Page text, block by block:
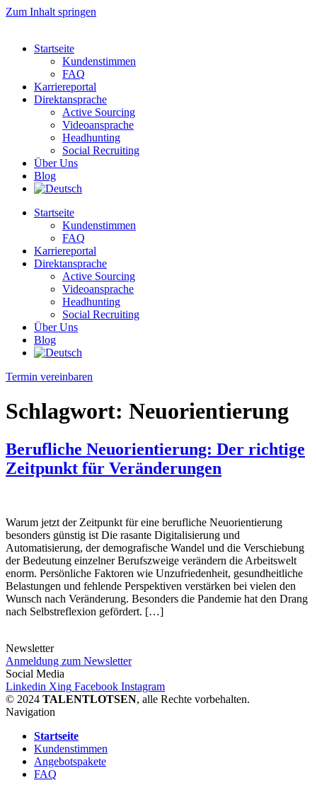
Zum Inhalt springen
Startseite
Kundenstimmen
FAQ
Karriereportal
Direktansprache
Active Sourcing
Videoansprache
Headhunting
Social Recruiting
Über Uns
Blog
Startseite
Kundenstimmen
FAQ
Karriereportal
Direktansprache
Active Sourcing
Videoansprache
Headhunting
Social Recruiting
Über Uns
Blog
Termin vereinbaren
Schlagwort: Neuorientierung
Berufliche Neuorientierung: Der richtige
Zeitpunkt für Veränderungen
Warum jetzt der Zeitpunkt für eine berufliche Neuorientierung
besonders günstig ist Die rasante Digitalisierung und
Automatisierung, der demografische Wandel und die Verschiebung
der Bedeutung einzelner Berufszweige verändern die Arbeitswelt
enorm. Persönliche Faktoren wie Unzufriedenheit, gesundheitliche
Belastungen und fehlende Perspektiven verstärken bei vielen den
Wunsch nach Veränderung. Besonders die Pandemie hat den Drang
nach Selbstreflexion gefördert. […]
Newsletter
Anmeldung zum Newsletter
Social Media
Linkedin Xing Facebook Instagram
© 2024 TALENTLOTSEN, alle Rechte vorbehalten.
Navigation
Startseite
Kundenstimmen
Angebotspakete
FAQ